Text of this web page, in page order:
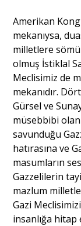
Amerikan
mekanıysa,
milletlere
olmuş İstiklal
Meclisimiz de
mekanıdır.
Gürsel ve
müsebbibi
savunduğu
hatırasına ve
masumların
Gazzelilerin
mazlum
Gazi
insanlığa